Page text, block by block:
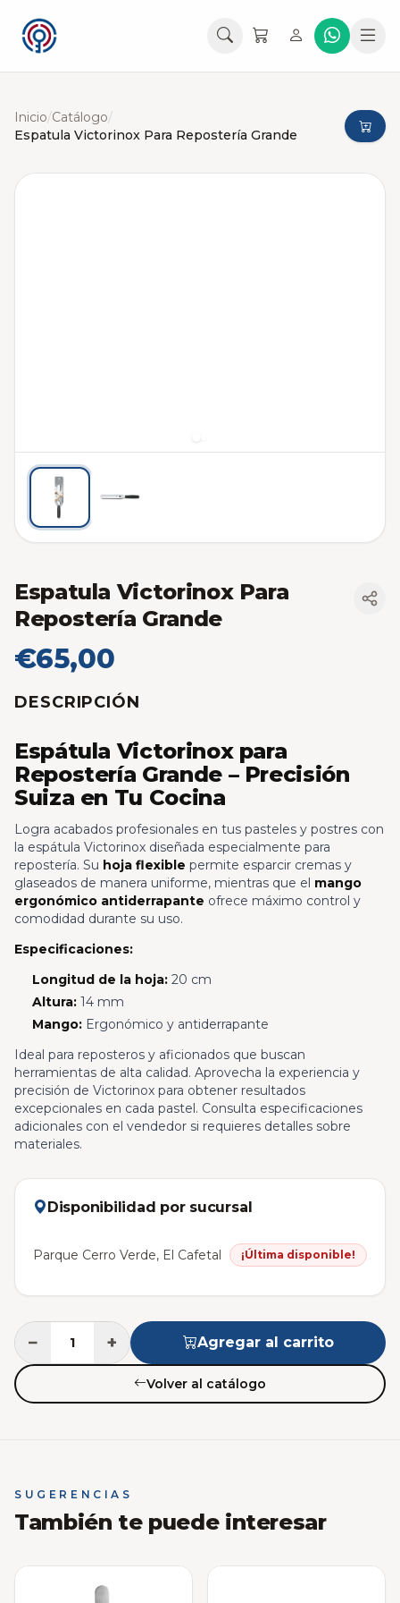
Inicio/Catálogo/
Espatula Victorinox Para Repostería Grande
Espatula Victorinox Para
Repostería Grande
€65,00
DESCRIPCIÓN
Espátula Victorinox para
Repostería Grande – Precisión
Suiza en Tu Cocina
Logra acabados profesionales en tus pasteles y postres con
la espátula Victorinox diseñada especialmente para
repostería. Su hoja flexible permite esparcir cremas y
glaseados de manera uniforme, mientras que el mango
ergonómico antiderrapante ofrece máximo control y
comodidad durante su uso.
Especificaciones:
Longitud de la hoja:20 cm
Altura:14 mm
Mango:Ergonómico y antiderrapante
Ideal para reposteros y aficionados que buscan
herramientas de alta calidad. Aprovecha la experiencia y
precisión de Victorinox para obtener resultados
excepcionales en cada pastel. Consulta especificaciones
adicionales con el vendedor si requieres detalles sobre
materiales.
Disponibilidad por sucursal
Parque Cerro Verde, El Cafetal ¡Última disponible!
− + Agregar al carrito
Volver al catálogo
SUGERENCIAS
También te puede interesar